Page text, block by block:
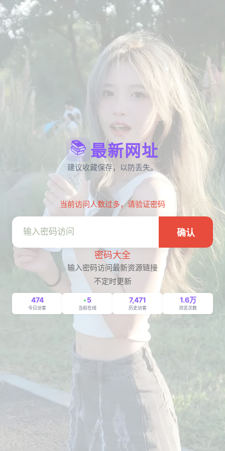
📚 最新网址
建议收藏保存，以防丢失。
当前访问人数过多，请验证密码
确认
密码大全
输入密码访问最新资源链接
不定时更新
474
今日访客
5
当前在线
7,471
历史访客
1.6万
浏览次数